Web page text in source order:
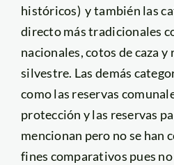
históricos) y también las
directo más tradicionales
nacionales, cotos de caza y
silvestre. Las demás
como las reservas
protección y las reservas
mencionan pero no se han
fines comparativos pues